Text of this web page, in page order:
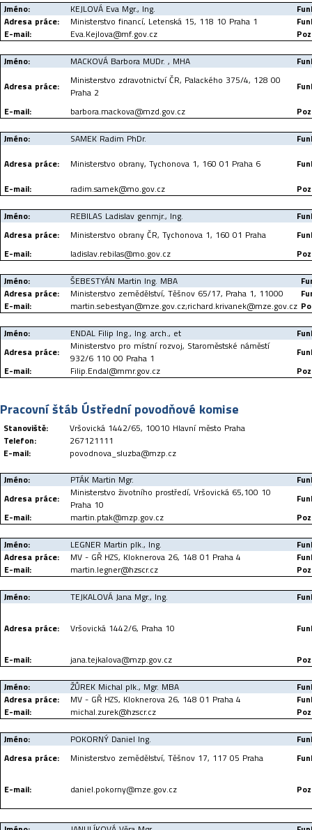
Jméno: KEJLOVÁ Eva Mgr., Ing.
Adresa práce:
Ministerstvo financí, Letenská 15, 118 10 Praha 1
E-mail:
Eva.Kejlova@mf.gov.cz
Jméno: MACKOVÁ Barbora MUDr. , MHA
Adresa práce:
Ministerstvo zdravotnictví ČR, Palackého 375/4, 128 00
Praha 2
E-mail:
barbora.mackova@mzd.gov.cz
Jméno: SAMEK Radim PhDr.
Adresa práce:
Ministerstvo obrany, Tychonova 1, 160 01 Praha 6
E-mail:
radim.samek@mo.gov.cz
Jméno: REBILAS Ladislav genmjr., Ing.
Adresa práce:
Ministerstvo obrany ČR, Tychonova 1, 160 01 Praha
E-mail:
ladislav.rebilas@mo.gov.cz
Jméno: ŠEBESTYÁN Martin Ing. MBA
Adresa práce:
Ministerstvo zemědělství, Těšnov 65/17, Praha 1, 11000
E-mail:
martin.sebestyan@mze.gov.cz;richard.krivanek@mze.gov.cz
Jméno: ENDAL Filip Ing., Ing. arch., et
Adresa práce:
Ministerstvo pro místní rozvoj, Staroměstské náměstí
932/6 110 00 Praha 1
E-mail:
Filip.Endal@mmr.gov.cz
Pracovní štáb Ústřední povodňové komise
Stanoviště:
Vršovická 1442/65, 10010 Hlavní město Praha
Telefon:
267121111
E-mail:
povodnova_sluzba@mzp.cz
Jméno:
PTÁK Martin Mgr.
Adresa práce:
Ministerstvo životního prostředí, Vršovická 65,100 10
Praha 10
E-mail:
martin.ptak@mzp.gov.cz
Jméno: LEGNER Martin plk., Ing.
Adresa práce:
MV - GŘ HZS, Kloknerova 26, 148 01 Praha 4
E-mail:
martin.legner@hzscr.cz
Jméno: TEJKALOVÁ Jana Mgr., Ing.
Adresa práce: Vršovická 1442/6, Praha 10
E-mail: jana.tejkalova@mzp.gov.cz
Jméno: ŽŮREK Michal plk., Mgr. MBA
Adresa práce:
MV - GŘ HZS, Kloknerova 26, 148 01 Praha 4
E-mail:
michal.zurek@hzscr.cz
Jméno: POKORNÝ Daniel Ing.
Adresa práce:
Ministerstvo zemědělství, Těšnov 17, 117 05 Praha
E-mail: daniel.pokorny@mze.gov.cz